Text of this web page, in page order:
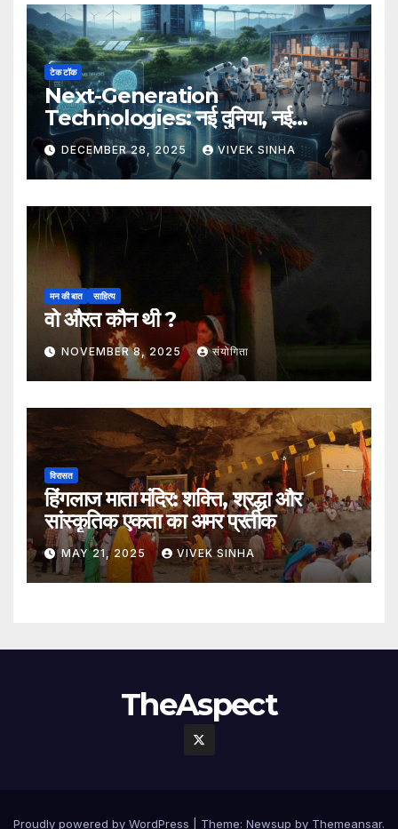
टेक टॉक
Next-Generation
Technologies: नई दुनिया, नई
संभावनाएँ, नया भविष्य
DECEMBER 28, 2025 VIVEK SINHA
मन की बात साहित्य
वो औरत कौन थी ?
NOVEMBER 8, 2025 संयोगिता
विरासत
हिंगलाज माता मंदिर: शक्ति, श्रद्धा और
सांस्कृतिक एकता का अमर प्रतीक
MAY 21, 2025 VIVEK SINHA
TheAspect
Proudly powered by WordPress Theme: Newsup by Themeansar.